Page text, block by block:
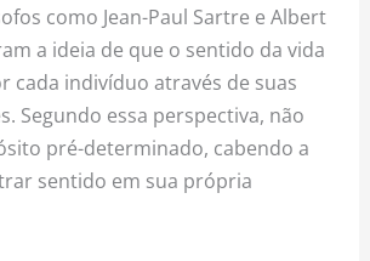
como Jean-Paul Sartre e Albert
a ideia de que o sentido da vida
cada indivíduo através de suas
Segundo essa perspectiva, não
pré-determinado, cabendo a
sentido em sua própria